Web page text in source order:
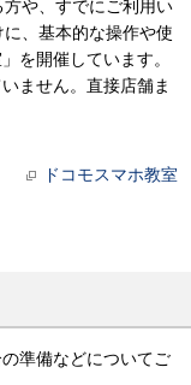
や、すでにご利用い
、基本的な操作や使
を開催しています。
ません。直接店舗ま
ドコモスマホ教室
準備などについてご